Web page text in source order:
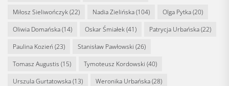
Miłosz Sieliwończyk(22) Nadia Zielińska(104) Olga Pytka(20)
Oliwia Domańska(14) Oskar Śmiałek(41) Patrycja Urbańska(22)
Paulina Kozień (23) Stanisław Pawłowski (26)
Tomasz Augustis (15) Tymoteusz Kordowski (40)
Urszula Gurtatowska(13) Weronika Urbańska(28)